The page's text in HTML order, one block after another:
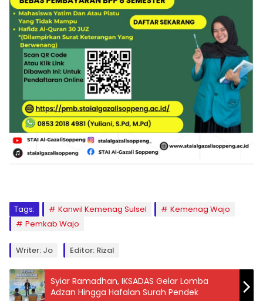
Tags: Kanwil Kemenag Sulsel
Kemenag Wajo
Pemkab Wajo
Writer: Jo Editor: Rizal
Syiar Ramadhan, IKSADAS Gelar Lomba
Adzan Hingga Hafalan Surah Pendek